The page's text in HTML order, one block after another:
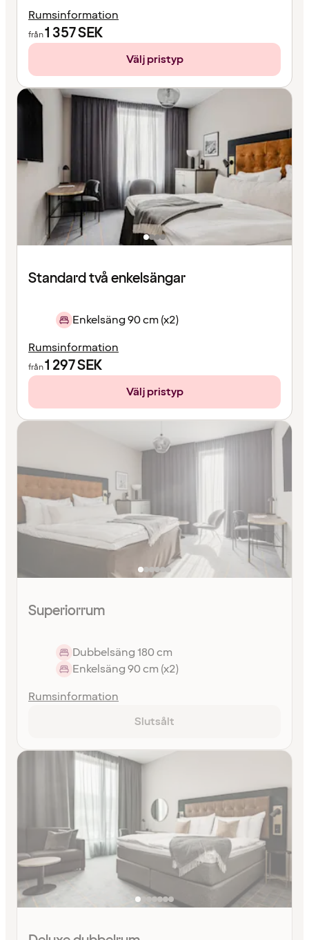
Rumsinformation
från1 357SEK
Välj pristyp
Standard två enkelsängar
Enkelsäng 90 cm (x2)
Rumsinformation
från1 297SEK
Välj pristyp
Superiorrum
Dubbelsäng 180 cm
Enkelsäng 90 cm (x2)
Rumsinformation
Slutsålt